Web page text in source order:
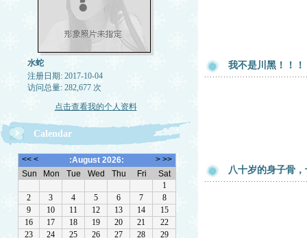
水蛇
注册日期: 2017-10-04
访问总量: 282,677 次
点击查看我的个人资料
Calendar
我不是川黑！！！
八十岁的身子骨